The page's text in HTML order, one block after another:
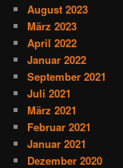
August 2023
März 2023
April 2022
Januar 2022
September 2021
Juli 2021
März 2021
Februar 2021
Januar 2021
Dezember 2020